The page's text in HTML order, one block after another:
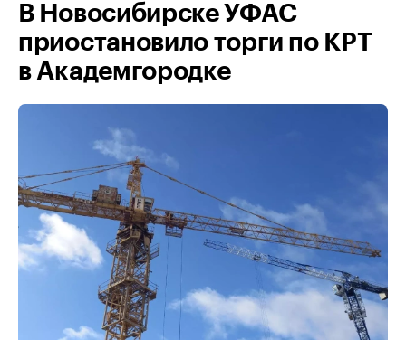
В Новосибирске УФАС
приостановило торги по КРТ
в Академгородке